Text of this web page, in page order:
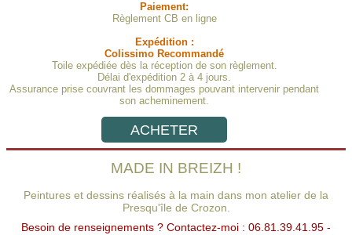
Paiement:
Règlement CB en ligne
Expédition :
Colissimo Recommandé
Toile expédiée dès la réception de son règlement.
Délai d'expédition 2 à 4 jours.
Assurance prise couvrant les dommages pouvant intervenir pendant
son acheminement.
ACHETER
MADE IN BREIZH !
Peintures et dessins réalisés à la main dans mon atelier de la
Presqu'île de Crozon.
Besoin de renseignements ? Contactez-moi : 06.81.39.41.95 -